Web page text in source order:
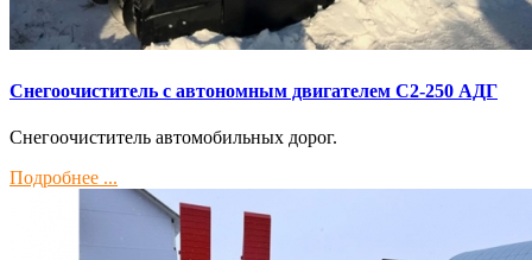
Снегоочиститель с автономным двигателем С2-250 АДГ
Снегоочиститель автомобильных дорог.
Подробнее ...